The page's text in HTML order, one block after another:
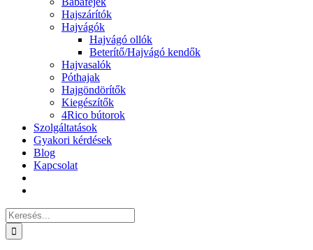
Hajszárítók
Hajvágók
Hajvágó ollók
Beterítő/Hajvágó kendők
Hajvasalók
Póthajak
Hajgöndörítők
Kiegészítők
4Rico bútorok
Szolgáltatások
Gyakori kérdések
Blog
Kapcsolat
Keresés...